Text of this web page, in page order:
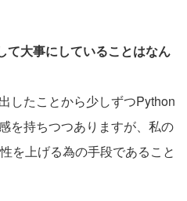
大事にしていることはなん
したことから少しずつPython
を持ちつつありますが、私の
を上げる為の手段であること